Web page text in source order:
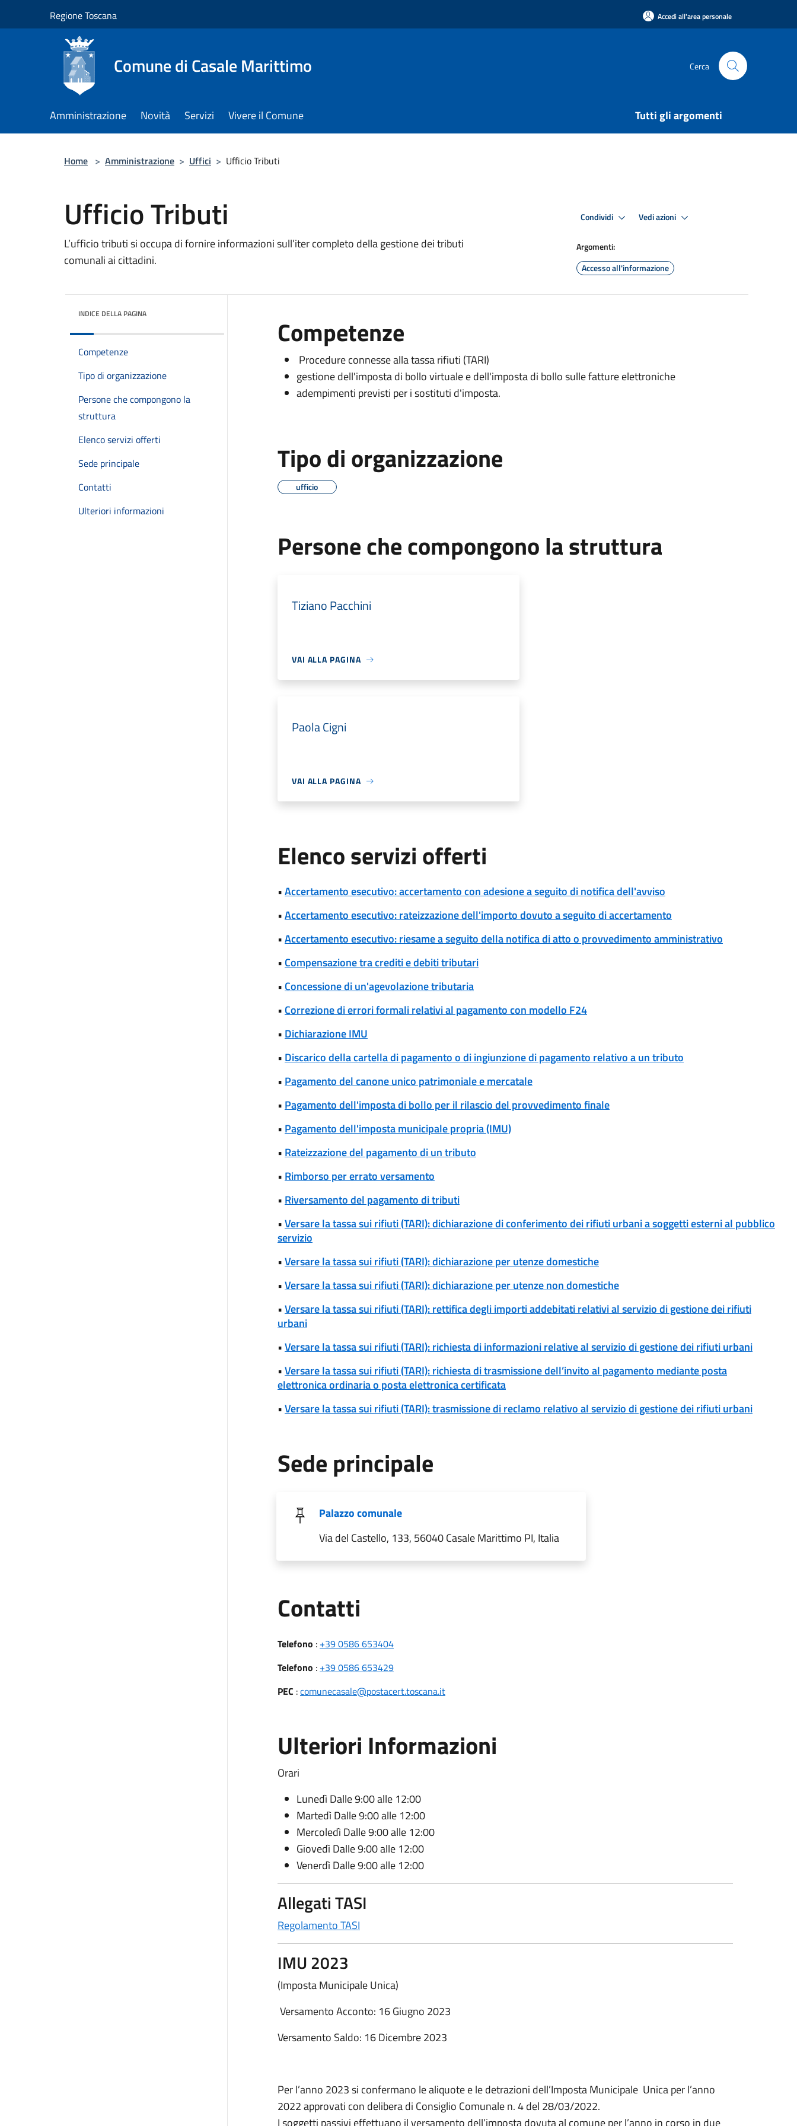
Regione Toscana Accedi all'area personale
Comune di Casale Marittimo Cerca
Amministrazione Novità Servizi Vivere il Comune Tutti gli argomenti
Home > Amministrazione > Uffici > Ufficio Tributi
Ufficio Tributi
L’ufficio tributi si occupa di fornire informazioni sull’iter completo della gestione dei tributi
comunali ai cittadini.
Condividi Vedi azioni
Argomenti:
Accesso all'informazione
INDICE DELLA PAGINA
Competenze
Tipo di organizzazione
Persone che compongono la
struttura
Elenco servizi offerti
Sede principale
Contatti
Ulteriori informazioni
Competenze
Procedure connesse alla tassa rifiuti (TARI)
gestione dell'imposta di bollo virtuale e dell'imposta di bollo sulle fatture elettroniche
adempimenti previsti per i sostituti d'imposta.
Tipo di organizzazione
ufficio
Persone che compongono la struttura
Tiziano Pacchini
VAI ALLA PAGINA
Paola Cigni
VAI ALLA PAGINA
Elenco servizi offerti
•Accertamento esecutivo: accertamento con adesione a seguito di notifica dell'avviso
•Accertamento esecutivo: rateizzazione dell'importo dovuto a seguito di accertamento
•Accertamento esecutivo: riesame a seguito della notifica di atto o provvedimento amministrativo
• Compensazione tra crediti e debiti tributari
• Concessione di un'agevolazione tributaria
• Correzione di errori formali relativi al pagamento con modello F24
• Dichiarazione IMU
• Discarico della cartella di pagamento o di ingiunzione di pagamento relativo a un tributo
• Pagamento del canone unico patrimoniale e mercatale
• Pagamento dell'imposta di bollo per il rilascio del provvedimento finale
• Pagamento dell'imposta municipale propria (IMU)
• Rateizzazione del pagamento di un tributo
• Rimborso per errato versamento
• Riversamento del pagamento di tributi
•Versare la tassa sui rifiuti (TARI): dichiarazione di conferimento dei rifiuti urbani a soggetti esterni al pubblico
servizio
•Versare la tassa sui rifiuti (TARI): dichiarazione per utenze domestiche
•Versare la tassa sui rifiuti (TARI): dichiarazione per utenze non domestiche
•Versare la tassa sui rifiuti (TARI): rettifica degli importi addebitati relativi al servizio di gestione dei rifiuti
urbani
•Versare la tassa sui rifiuti (TARI): richiesta di informazioni relative al servizio di gestione dei rifiuti urbani
•Versare la tassa sui rifiuti (TARI): richiesta di trasmissione dell’invito al pagamento mediante posta
elettronica ordinaria o posta elettronica certificata
•Versare la tassa sui rifiuti (TARI): trasmissione di reclamo relativo al servizio di gestione dei rifiuti urbani
Sede principale
Palazzo comunale
Via del Castello, 133, 56040 Casale Marittimo PI, Italia
Contatti
Telefono : +39 0586 653404
Telefono : +39 0586 653429
PEC :comunecasale@postacert.toscana.it
Ulteriori Informazioni
Orari
Lunedì Dalle 9:00 alle 12:00
Martedì Dalle 9:00 alle 12:00
Mercoledì Dalle 9:00 alle 12:00
Giovedì Dalle 9:00 alle 12:00
Venerdì Dalle 9:00 alle 12:00
Allegati TASI
Regolamento TASI
IMU 2023
(Imposta Municipale Unica)
Versamento Acconto: 16 Giugno 2023
Versamento Saldo: 16 Dicembre 2023
Per l’anno 2023 si confermano le aliquote e le detrazioni dell’Imposta Municipale Unica per l’anno
2022 approvati con delibera di Consiglio Comunale n. 4 del 28/03/2022.
I soggetti passivi effettuano il versamento dell’imposta dovuta al comune per l’anno in corso in due